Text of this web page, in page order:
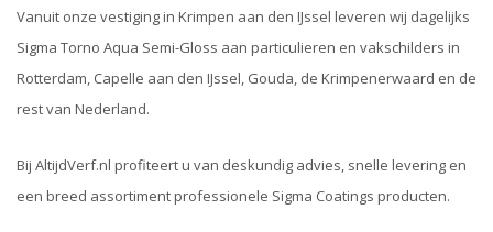
Vanuit onze vestiging in Krimpen aan den IJssel leveren wij dagelijks
Sigma Torno Aqua Semi-Gloss aan particulieren en vakschilders in
Rotterdam, Capelle aan den IJssel, Gouda, de Krimpenerwaard en de
rest van Nederland.
Bij AltijdVerf.nl profiteert u van deskundig advies, snelle levering en
een breed assortiment professionele Sigma Coatings producten.